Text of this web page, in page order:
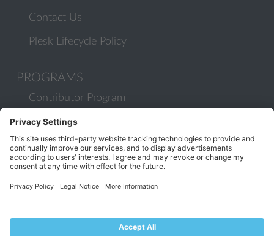
Contact Us
Plesk Lifecycle Policy
PROGRAMS
Contributor Program
Partner Program
COMMUNITY